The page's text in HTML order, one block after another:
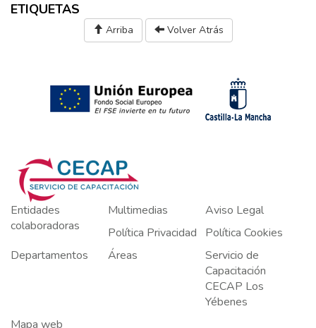
ETIQUETAS
Arriba Volver Atrás
Entidades
colaboradoras
Multimedias
Aviso Legal
Política Privacidad
Política Cookies
Departamentos
Áreas
Servicio de
Capacitación
CECAP Los
Yébenes
Mapa web